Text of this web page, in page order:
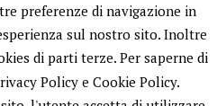
preferenze di navigazione in
sul nostro sito. Inoltre
di parti terze. Per saperne di
Policy e Cookie Policy.